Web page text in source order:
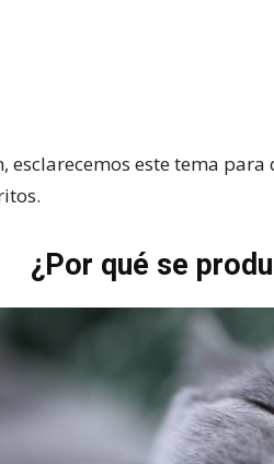
esclarecemos este tema
¿Por qué se